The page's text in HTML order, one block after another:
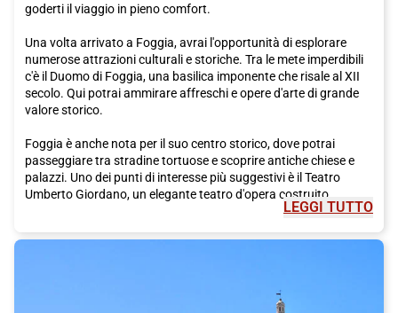
goderti il viaggio in pieno comfort.
Una volta arrivato a Foggia, avrai l'opportunità di esplorare
numerose attrazioni culturali e storiche. Tra le mete imperdibili
c'è il Duomo di Foggia, una basilica imponente che risale al XII
secolo. Qui potrai ammirare affreschi e opere d'arte di grande
valore storico.
Foggia è anche nota per il suo centro storico, dove potrai
passeggiare tra stradine tortuose e scoprire antiche chiese e
palazzi. Uno dei punti di interesse più suggestivi è il Teatro
Umberto Giordano, un elegante teatro d'opera costruito
Foggia è rinomata per i suoi prodotti di alta qualità, come gli oli
LEGGI TUTTO